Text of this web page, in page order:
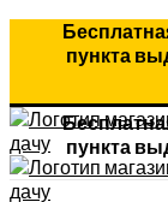
пункта
пункта